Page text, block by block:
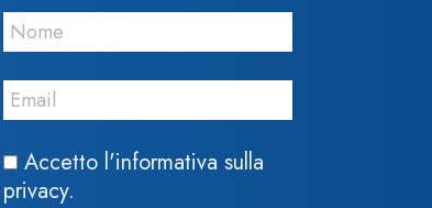
Accetto l'informativa sulla
privacy.